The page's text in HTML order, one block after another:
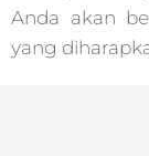
Anda akan
yang